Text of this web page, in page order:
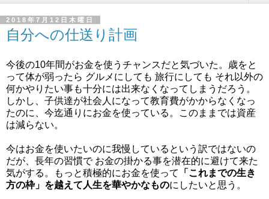
2018年7月12日木曜日
自分への仕送り計画
今後の10年間がお金を使うチャンスだと気づいた。歳をと
って体が弱ったら グルメにしても 旅行にしても それ以外の
何かやりたい事も十分には出来なくなってしまうだろう。
しかし、子供達が社会人になって教育費がかからなくなっ
たのに、今迄通りにお金を使っている。このままでは資産
は減らない。
今はお金を使いたいのに我慢しているという訳ではないの
だが、長年の習慣で お金の掛かる事を潜在的に避けて来た
気がする。もっと積極的にお金を使って
「これまでの生き
方の枠」を越えて人生を華やかなものにしたいと思う。